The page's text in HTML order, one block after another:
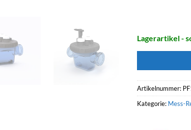
Lagerartikel -
Artikelnummer:
Kategorie: Mess-